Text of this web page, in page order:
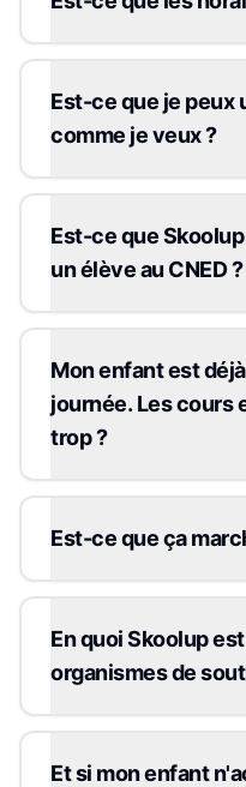
Est-ce que je peux
comme je veux ?
Est-ce que
un élève au CNED ?
Mon enfant est
journée. Les cours
trop ?
Est-ce que ça
En quoi Skoolup
organismes de
Et si mon enfant